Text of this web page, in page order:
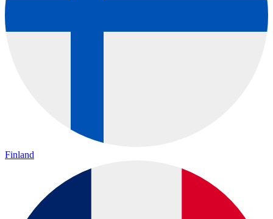
Finland